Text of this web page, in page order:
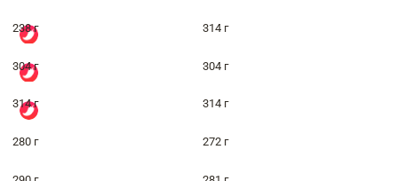
238 г 314 г
304 г 304 г
314 г 314 г
280 г 272 г